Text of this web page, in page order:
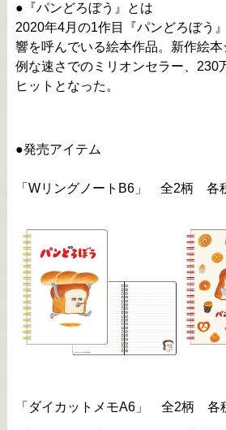
●『パンどろぼう』とは
2020年4月の1作目『パンどろぼう
響を呼んでいる絵本作品。新作絵
例な速さでのミリオンセラー、230
ヒットとなった。
●発売アイテム
「WリングノートB6」 全2柄 各
「ダイカットメモA6」 全2柄 各